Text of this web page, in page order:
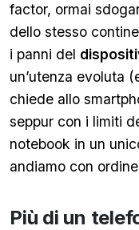
factor, ormai
dello stesso
i panni del
un’utenza evoluta
chiede allo
seppur con i limiti
notebook in un
andiamo con
Più di un